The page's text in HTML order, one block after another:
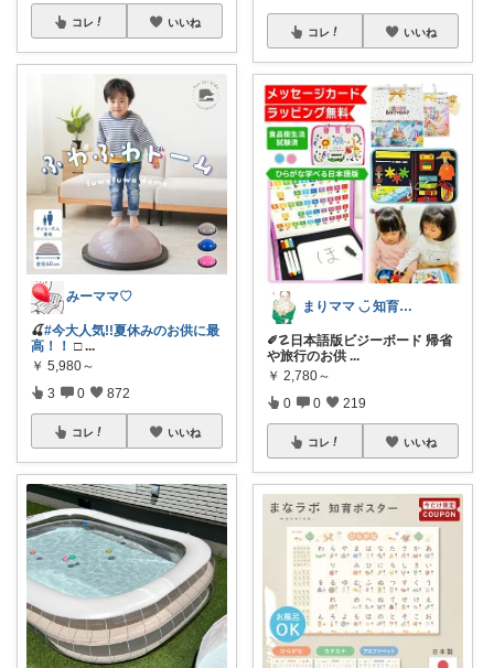
コレ いいね
みーママ♡
🍒#今大人気!!夏休みのお供に最
高！！ □ ...
￥ 5,980～
3 0 872
コレ いいね
コレ いいね
まりママ ◡̈ 知育・本・北欧
✐☡日本語版ビジーボード 帰省
や旅行のお供 ...
￥ 2,780～
0 0 219
コレ いいね